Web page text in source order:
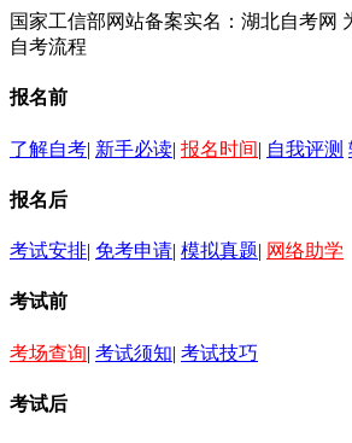
国家工信部网站备案实名：湖北自考网
自考流程
报名前
了解自考| 新手必读| 报名时间| 自我评测
报名后
考试安排| 免考申请| 模拟真题| 网络助学
考试前
考场查询| 考试须知| 考试技巧
考试后